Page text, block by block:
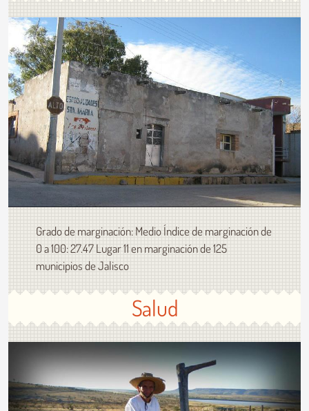
Grado de marginación: Medio Índice de marginación de
0 a 100: 27.47 Lugar 11 en marginación de 125
municipios de Jalisco
Salud